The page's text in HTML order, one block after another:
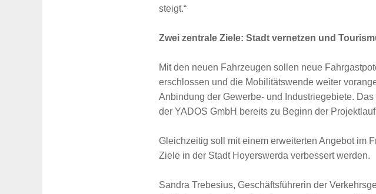
steigt.“
Zwei zentrale Ziele: Stadt vernetzen und
Mit den neuen Fahrzeugen sollen neue
erschlossen und die Mobilitätswende weiter
Anbindung der Gewerbe- und Industriegebiete.
der YADOS GmbH bereits zu Beginn der
Gleichzeitig soll mit einem erweiterten Angebot im
Ziele in der Stadt Hoyerswerda verbessert werden.
Sandra Trebesius, Geschäftsführerin der